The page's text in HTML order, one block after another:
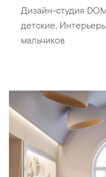
Дизайн-студия
детские,
мальчиков